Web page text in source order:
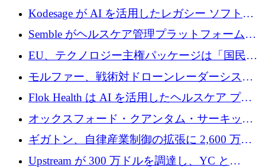
ドで 210 万ユーロを調達
Kodesage が AI を活用したレガシー ソフトウ
ェアの最新化のために 660 万ドルを調達
Semble がヘルスケア管理プラットフォームを
拡大するためにシリーズ C で 3,000 万ポンド
を調達
EU、テクノロジー主権パッケージは「国民の
保護」に関するものだと発言
モルファー、戦術対ドローンレーダーシステ
ムを最前線に近づけるために150万ユーロを調
Flok Health は AI を活用したヘルスケア プラ
ットフォームの成長に 1,250 万ドルを投資
オックスフォード・クアンタム・サーキット
が「成人向け」2億6,000万ポンドの資金調達
ラウンドを獲得
ギガトン、自律産業制御の拡張に 2,600 万ド
ルを調達
Upstream が 300 万ドルを調達し、YC と